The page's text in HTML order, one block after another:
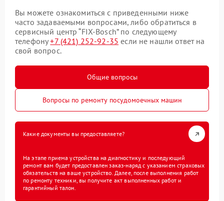
Вы можете ознакомиться с приведенными ниже
часто задаваемыми вопросами, либо обратиться в
сервисный центр “FIX-Bosch” по следующему
телефону+7 (421) 252-92-35 если не нашли ответ на
свой вопрос.
Общие вопросы
Вопросы по ремонту посудомоечных машин
Какие документы вы предоставляете?
На этапе приема устройства на диагностику и последующий
ремонт вам будет предоставлен заказ-наряд с указанием страховых
обязательств на ваше устройство. Далее, после выполнения работ
по ремонту техники, вы получите акт выполненных работ и
гарантийный талон.